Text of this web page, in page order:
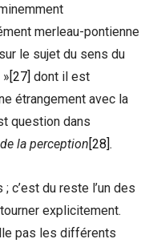
merleau-pontienne
le sujet du sens du
[27] dont il est
étrangement avec la
question dans
la perception[28].
c’est du reste l’un des
explicitement.
pas les différents